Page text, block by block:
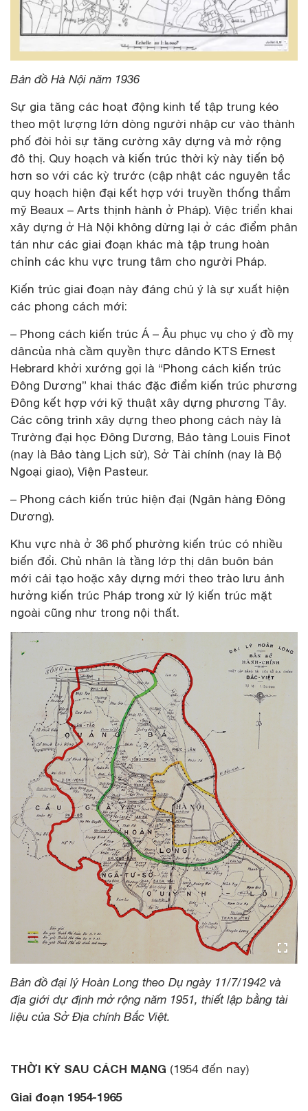
Bản đồ Hà Nội năm 1936
Sự gia tăng các hoạt động kinh tế tập trung kéo
theo một lượng lớn dòng người nhập cư vào thành
phố đòi hỏi sự tăng cường xây dựng và mở rộng
đô thị. Quy hoạch và kiến trúc thời kỳ này tiến bộ
hơn so với các kỳ trước (cập nhật các nguyên tắc
quy hoạch hiện đại kết hợp với truyền thống thẩm
mỹ Beaux – Arts thịnh hành ở Pháp). Việc triển khai
xây dựng ở Hà Nội không dừng lại ở các điểm phân
tán như các giai đoạn khác mà tập trung hoàn
chỉnh các khu vực trung tâm cho người Pháp.
Kiến trúc giai đoạn này đáng chú ý là sự xuất hiện
các phong cách mới:
– Phong cách kiến trúc Á – Âu phục vụ cho ý đồ mỵ
dâncủa nhà cầm quyền thực dândo KTS Ernest
Hebrard khởi xướng gọi là “Phong cách kiến trúc
Đông Dương” khai thác đặc điểm kiến trúc phương
Đông kết hợp với kỹ thuật xây dựng phương Tây.
Các công trình xây dựng theo phong cách này là
Trường đại học Đông Dương, Bảo tàng Louis Finot
(nay là Bảo tàng Lịch sử), Sở Tài chính (nay là Bộ
Ngoại giao), Viện Pasteur.
– Phong cách kiến trúc hiện đại (Ngân hàng Đông
Dương).
Khu vực nhà ở 36 phố phường kiến trúc có nhiều
biến đổi. Chủ nhân là tầng lớp thị dân buôn bán
mới cải tạo hoặc xây dựng mới theo trào lưu ảnh
hưởng kiến trúc Pháp trong xử lý kiến trúc mặt
ngoài cũng như trong nội thất.
Bản đồ đại lý Hoàn Long theo Dụ ngày 11/7/1942 và
địa giới dự định mở rộng năm 1951, thiết lập bằng tài
liệu của Sở Địa chính Bắc Việt.
THỜI KỲ SAU CÁCH MẠNG (1954 đến nay)
Giai đoạn 1954-1965